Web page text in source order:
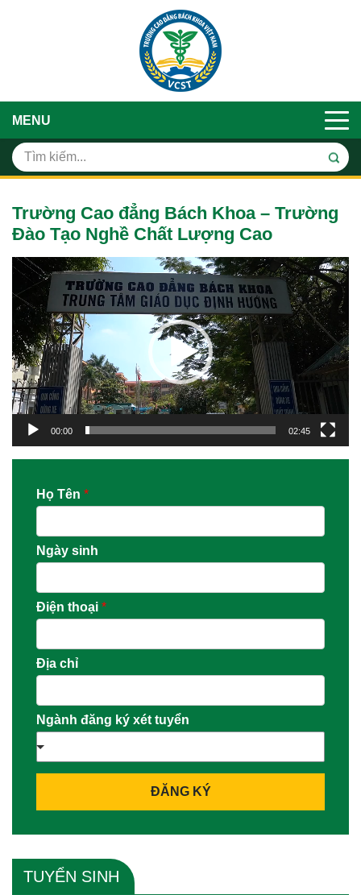
MENU
Trường Cao đẳng Bách Khoa – Trường
Đào Tạo Nghề Chất Lượng Cao
Trình
chơi
Video
00:00 02:45
Họ Tên *
Ngày sinh
Điện thoại *
Địa chỉ
Ngành đăng ký xét tuyển
ĐĂNG KÝ
TUYỂN SINH